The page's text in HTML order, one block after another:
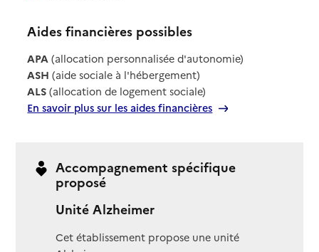
Aides financières possibles
APA (allocation personnalisée d'autonomie)
ASH (aide sociale à l'hébergement)
ALS (allocation de logement sociale)
En savoir plus sur les aides financières
Accompagnement spécifique
proposé
Unité Alzheimer
Cet établissement propose une unité